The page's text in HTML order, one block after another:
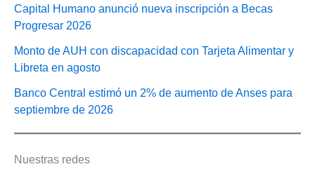
Capital Humano anunció nueva inscripción a Becas
Progresar 2026
Monto de AUH con discapacidad con Tarjeta Alimentar y
Libreta en agosto
Banco Central estimó un 2% de aumento de Anses para
septiembre de 2026
Nuestras redes